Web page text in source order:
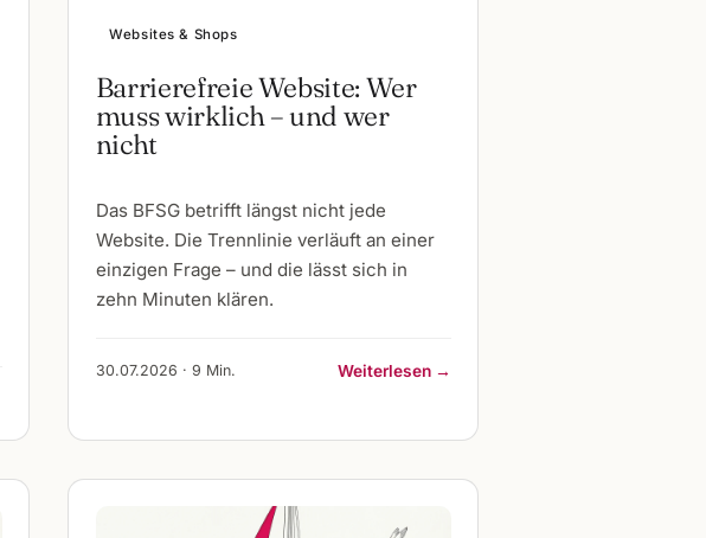
Websites & Shops
Barrierefreie Website: Wer
muss wirklich – und wer
nicht
Das BFSG betrifft längst nicht jede
Website. Die Trennlinie verläuft an einer
einzigen Frage – und die lässt sich in
zehn Minuten klären.
30.07.2026 · 9 Min. Weiterlesen →